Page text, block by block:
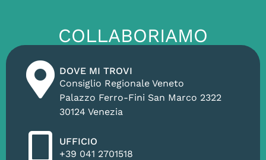
COLLABORIAMO
DOVE MI TROVI
Consiglio Regionale Veneto
Palazzo Ferro-Fini San Marco 2322
30124 Venezia
UFFICIO
+39 041 2701518